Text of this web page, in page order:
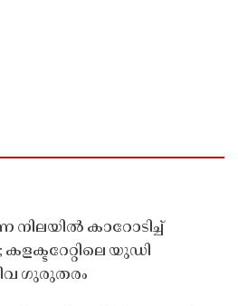
നിലയിൽ കാറോടിച്ച്
യുഡി
ഗുരുതരം